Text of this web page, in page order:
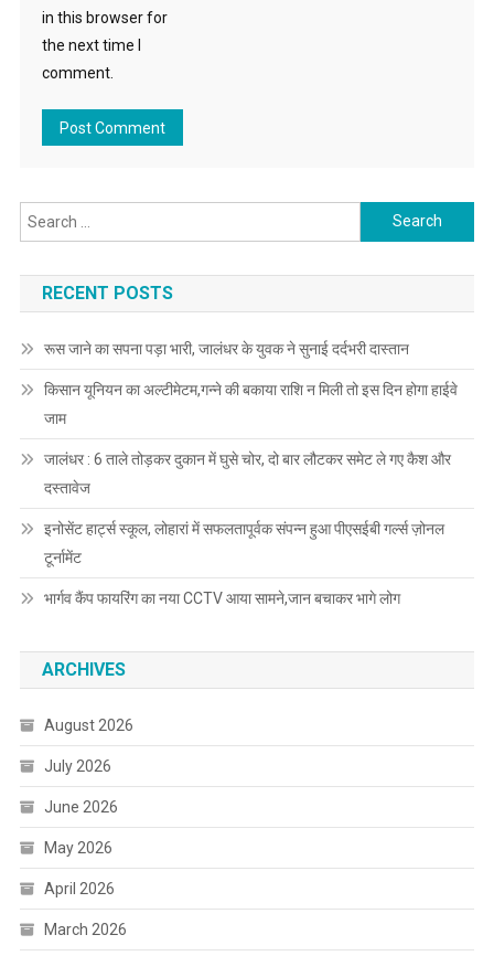
in this browser for
the next time I
comment.
Search for:
RECENT POSTS
रूस जाने का सपना पड़ा भारी, जालंधर के युवक ने सुनाई दर्दभरी दास्तान
किसान यूनियन का अल्टीमेटम,गन्ने की बकाया राशि न मिली तो इस दिन होगा हाईवे
जाम
जालंधर : 6 ताले तोड़कर दुकान में घुसे चोर, दो बार लौटकर समेट ले गए कैश और
दस्तावेज
इनोसेंट हार्ट्स स्कूल, लोहारां में सफलतापूर्वक संपन्न हुआ पीएसईबी गर्ल्स ज़ोनल
टूर्नामेंट
भार्गव कैंप फायरिंग का नया CCTV आया सामने,जान बचाकर भागे लोग
ARCHIVES
August 2026
July 2026
June 2026
May 2026
April 2026
March 2026